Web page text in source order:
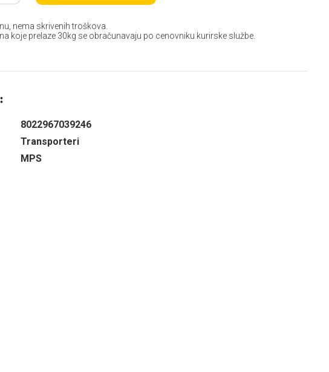
nema skrivenih troškova.
koje prelaze 30kg se obračunavaju po cenovniku kurirske službe.
8022967039246
Transporteri
MPS